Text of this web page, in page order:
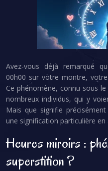
Avez-vous déjà remarqué
00h00 sur votre montre,
Ce phénomène, connu sous
nombreux individus, qui y
Mais que signifie
une signification particulière en
Heures miroirs :
superstition ?